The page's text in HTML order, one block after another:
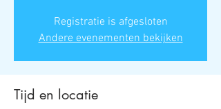
Registratie is afgesloten
Andere evenementen bekijken
Tijd en locatie